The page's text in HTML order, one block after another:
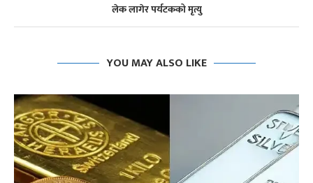
लेक लागेर पर्यटकको मृत्यु
YOU MAY ALSO LIKE